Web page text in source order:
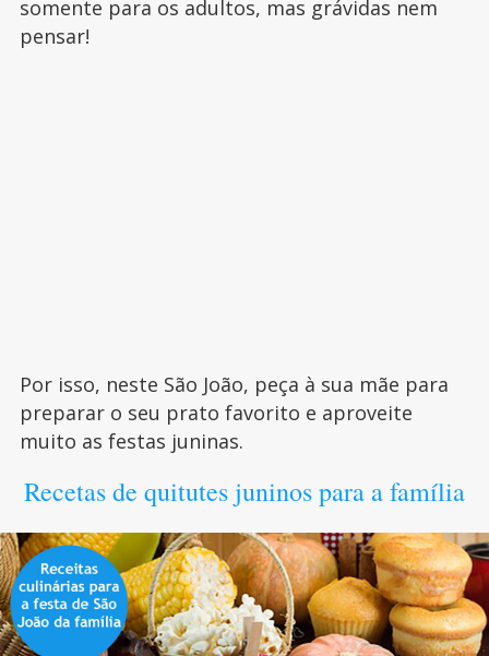
somente para os adultos, mas grávidas nem
pensar!
Por isso, neste São João, peça à sua mãe para
preparar o seu prato favorito e aproveite
muito as festas juninas.
Recetas de quitutes juninos para a família